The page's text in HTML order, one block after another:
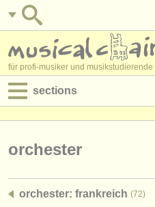
für profi-musiker und musikstudierende
sections
jobs - verwaltung
orchester
orchester: frankreich (72)